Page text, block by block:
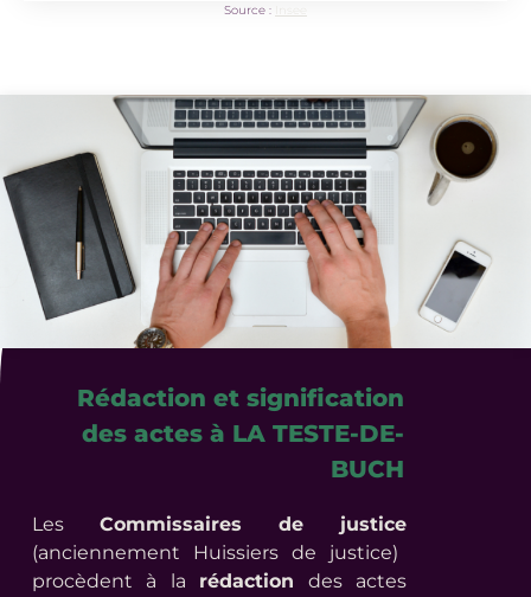
Source :
Rédaction et signification
des actes à LA TESTE-DE-
BUCH
LesCommissaires de justice
(anciennement Huissiers de justice)
procèdent à la rédaction des actes